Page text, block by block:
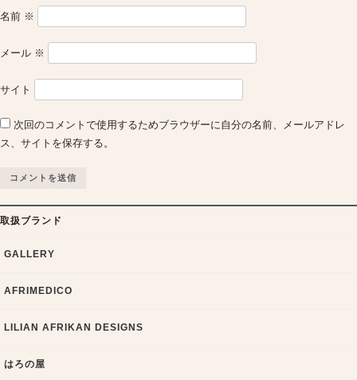
名前 ※
メール ※
サイト
次回のコメントで使用するためブラウザーに自分の名前、メールアドレ
ス、サイトを保存する。
取扱ブランド
GALLERY
AFRIMEDICO
LILIAN AFRIKAN DESIGNS
はろの屋